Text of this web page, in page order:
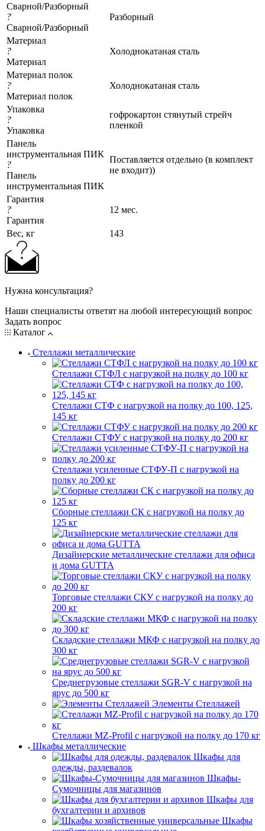
Сварной/Разборный
?
Сварной/Разборный
Разборный
Материал
?
Материал
Холоднокатаная сталь
Материал полок
?
Материал полок
Холоднокатаная сталь
Упаковка
?
Упаковка
гофрокартон стянутый стрейч
пленкой
Панель
инструментальная ПИК
?
Панель
инструментальная ПИК
Поставляется отдельно (в комплект
не входит))
Гарантия
?
Гарантия
12 мес.
Вес, кг 143
Нужна консультация?
Наши специалисты ответят на любой интересующий вопрос
Задать вопрос
Каталог
Стеллажи металлические
Стеллажи СТФЛ с нагрузкой на полку до 100 кг
Стеллажи СТФ с нагрузкой на полку до 100, 125,
145 кг
Стеллажи СТФУ с нагрузкой на полку до 200 кг
Стеллажи усиленные СТФУ-П с нагрузкой на
полку до 200 кг
Сборные стеллажи СК с нагрузкой на полку до
125 кг
Дизайнерские металлические стеллажи для офиса
и дома GUTTA
Торговые стеллажи СКУ с нагрузкой на полку до
200 кг
Складские стеллажи МКФ с нагрузкой на полку до
300 кг
Среднегрузовые стеллажи SGR-V с нагрузкой на
ярус до 500 кг
Элементы Стеллажей
Стеллажи MZ-Profil с нагрузкой на полку до 170 кг
Шкафы металлические
Шкафы для
одежды, раздевалок
Шкафы-
Сумочницы для магазинов
Шкафы для
бухгалтерии и архивов
Шкафы